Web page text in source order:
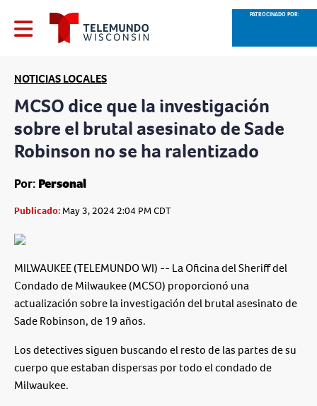
PATROCINADO POR:
NOTICIAS LOCALES
MCSO dice que la investigación
sobre el brutal asesinato de Sade
Robinson no se ha ralentizado
Por: Personal
Publicado: May 3, 2024 2:04 PM CDT
MILWAUKEE (TELEMUNDO WI) -- La Oficina del Sheriff del
Condado de Milwaukee (MCSO) proporcionó una
actualización sobre la investigación del brutal asesinato de
Sade Robinson, de 19 años.
Los detectives siguen buscando el resto de las partes de su
cuerpo que estaban dispersas por todo el condado de
Milwaukee.